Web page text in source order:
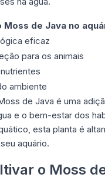
Moss de Java no
eficaz
para os animais
ambiente
de Java é uma
e o bem-estar dos
esta planta é
aquário.
o Moss